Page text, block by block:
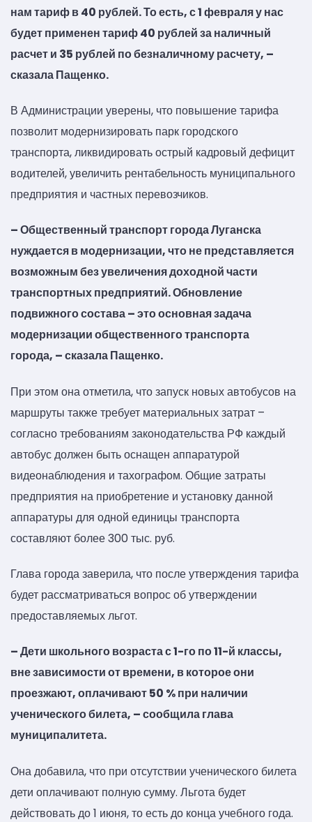
нам тариф в 40 рублей. То есть, с 1 февраля у нас
будет применен тариф 40 рублей за наличный
расчет и 35 рублей по безналичному расчету, –
сказала Пащенко.
В Администрации уверены, что повышение тарифа
позволит модернизировать парк городского
транспорта, ликвидировать острый кадровый дефицит
водителей, увеличить рентабельность муниципального
предприятия и частных перевозчиков.
– Общественный транспорт города Луганска
нуждается в модернизации, что не представляется
возможным без увеличения доходной части
транспортных предприятий. Обновление
подвижного состава – это основная задача
модернизации общественного транспорта
города, – сказала Пащенко.
При этом она отметила, что запуск новых автобусов на
маршруты также требует материальных затрат –
согласно требованиям законодательства РФ каждый
автобус должен быть оснащен аппаратурой
видеонаблюдения и тахографом. Общие затраты
предприятия на приобретение и установку данной
аппаратуры для одной единицы транспорта
составляют более 300 тыс. руб.
Глава города заверила, что после утверждения тарифа
будет рассматриваться вопрос об утверждении
предоставляемых льгот.
– Дети школьного возраста с 1-го по 11-й классы,
вне зависимости от времени, в которое они
проезжают, оплачивают 50 % при наличии
ученического билета, – сообщила глава
муниципалитета.
Она добавила, что при отсутствии ученического билета
дети оплачивают полную сумму. Льгота будет
действовать до 1 июня, то есть до конца учебного года.